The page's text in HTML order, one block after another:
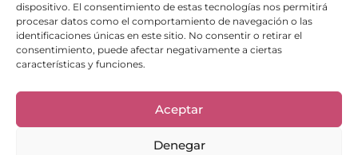
dispositivo. El consentimiento de estas tecnologías nos permitirá
procesar datos como el comportamiento de navegación o las
identificaciones únicas en este sitio. No consentir o retirar el
consentimiento, puede afectar negativamente a ciertas
características y funciones.
Aceptar
Denegar
Enlaces de interés
Bienvenid@